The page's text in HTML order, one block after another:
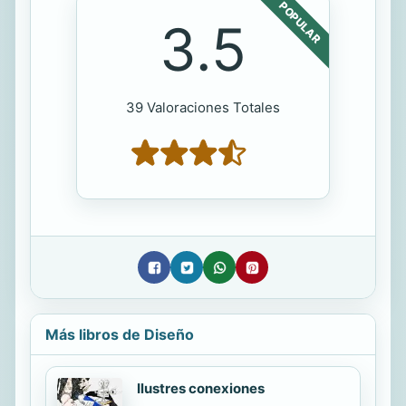
POPULAR
3.5
39 Valoraciones Totales
Más libros de Diseño
Ilustres conexiones